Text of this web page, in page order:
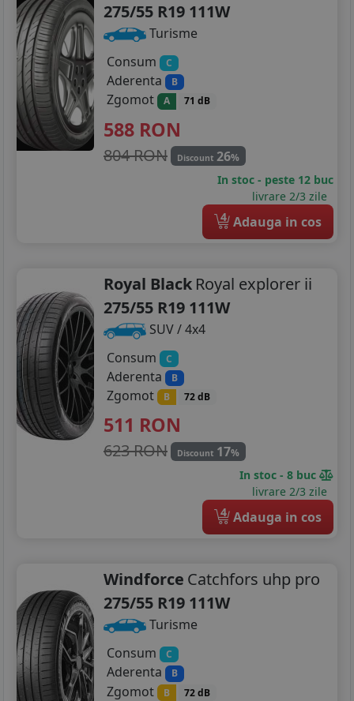
275/55 R19 111W
Turisme
Consum
C
Aderenta B
Zgomot A 71 dB
588 RON
804 RON Discount 26%
In stoc - peste 12 buc
livrare 2/3 zile
4 Adauga in cos
Royal Black Royal explorer ii
275/55 R19 111W
SUV / 4x4
Consum
C
Aderenta B
Zgomot B 72 dB
511 RON
623 RON Discount 17%
In stoc - 8 buc
livrare 2/3 zile
4 Adauga in cos
Windforce Catchfors uhp pro
275/55 R19 111W
Turisme
Consum
C
Aderenta B
Zgomot B 72 dB